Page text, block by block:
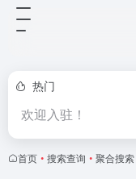
热门
欢迎入驻！
首页 • 搜索查询 • 聚合搜索